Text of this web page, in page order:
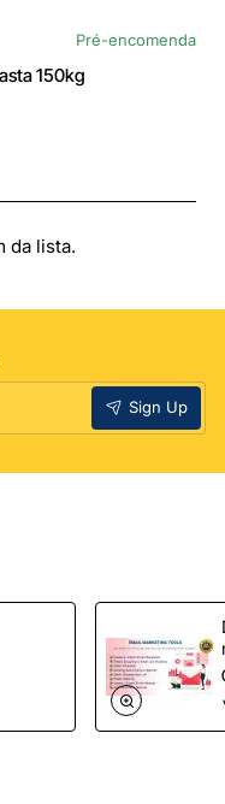
Pré-encomenda
150kg
da lista.
Sign Up